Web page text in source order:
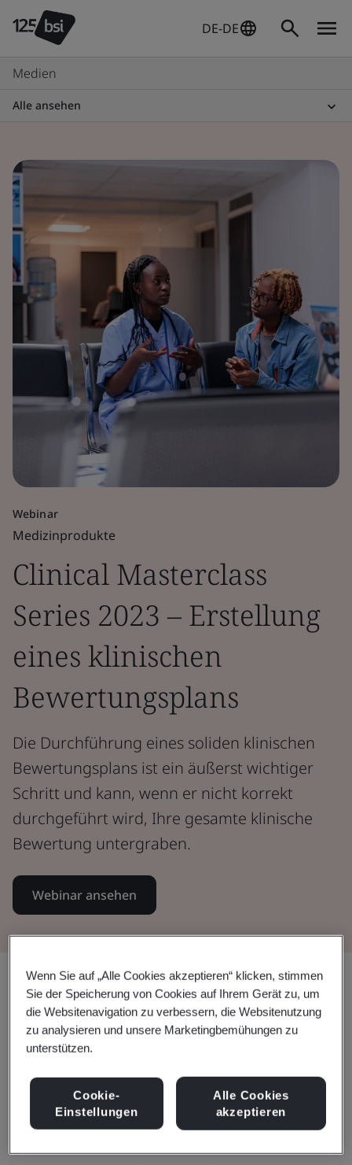
DE-DE
Medien
Alle ansehen
Webinar
Medizinprodukte
Clinical Masterclass
Series 2023 – Erstellung
eines klinischen
Bewertungsplans
Die Durchführung eines soliden klinischen
Bewertungsplans ist ein äußerst wichtiger
Schritt und kann, wenn er nicht korrekt
durchgeführt wird, Ihre gesamte klinische
Bewertung untergraben.
Webinar ansehen
Teilen:
In diesem Webinar:
Klinischer Evaluierungsplan und -bericht.
Wenn Sie auf „Alle Cookies akzeptieren“ klicken, stimmen
Sie der Speicherung von Cookies auf Ihrem Gerät zu, um
die Websitenavigation zu verbessern, die Websitenutzung
zu analysieren und unsere Marketingbemühungen zu
unterstützen.
Cookie-
Einstellungen
Alle Cookies
akzeptieren